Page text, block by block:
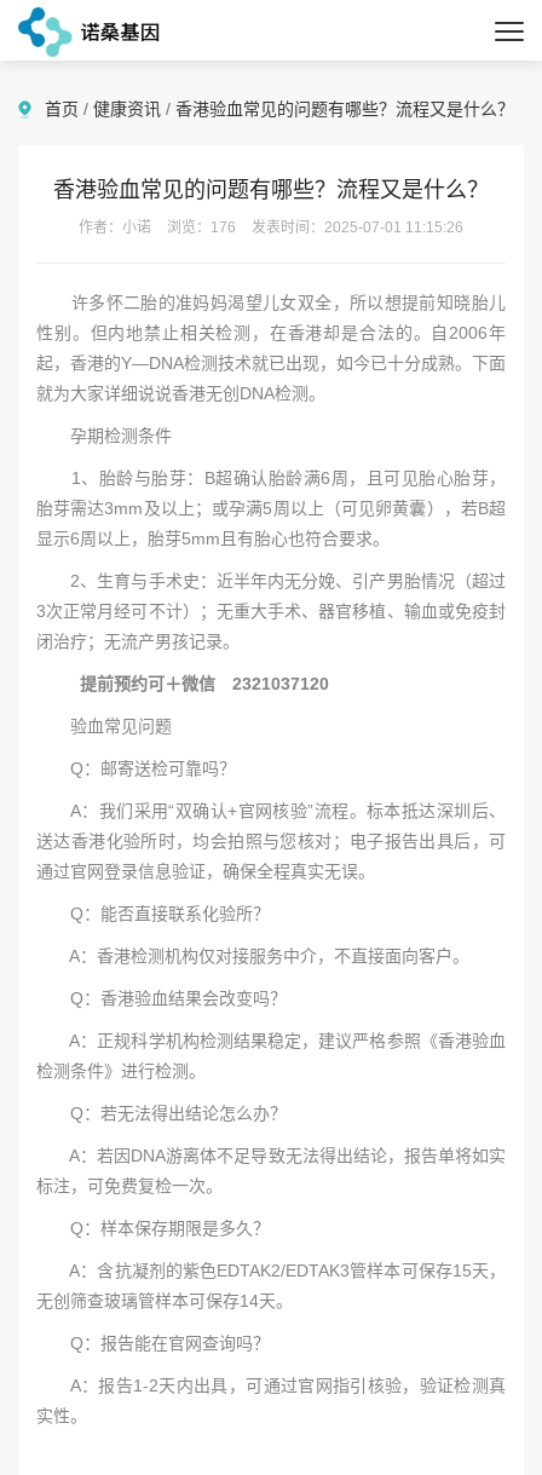
首页 / 健康资讯 / 香港验血常见的问题有哪些？流程又是什么？
香港验血常见的问题有哪些？流程又是什么？
作者：小诺 浏览：176 发表时间：2025-07-01 11:15:26
许多怀二胎的准妈妈渴望儿女双全，所以想提前知晓胎儿
性别。但内地禁止相关检测，在香港却是合法的。自2006年
起，香港的Y—DNA检测技术就已出现，如今已十分成熟。下面
就为大家详细说说香港无创DNA检测。
孕期检测条件
1、胎龄与胎芽：B超确认胎龄满6周，且可见胎心胎芽，
胎芽需达3mm及以上；或孕满5周以上（可见卵黄囊），若B超
显示6周以上，胎芽5mm且有胎心也符合要求。
2、生育与手术史：近半年内无分娩、引产男胎情况（超过
3次正常月经可不计）；无重大手术、器官移植、输血或免疫封
闭治疗；无流产男孩记录。
提前预约可＋微信 2321037120
验血常见问题
Q：邮寄送检可靠吗？
A：我们采用“双确认+官网核验”流程。标本抵达深圳后、
送达香港化验所时，均会拍照与您核对；电子报告出具后，可
通过官网登录信息验证，确保全程真实无误。
Q：能否直接联系化验所？
A：香港检测机构仅对接服务中介，不直接面向客户。
Q：香港验血结果会改变吗？
A：正规科学机构检测结果稳定，建议严格参照《香港验血
检测条件》进行检测。
Q：若无法得出结论怎么办？
A：若因DNA游离体不足导致无法得出结论，报告单将如实
标注，可免费复检一次。
Q：样本保存期限是多久？
A：含抗凝剂的紫色EDTAK2/EDTAK3管样本可保存15天，
无创筛查玻璃管样本可保存14天。
Q：报告能在官网查询吗？
A：报告1-2天内出具，可通过官网指引核验，验证检测真
实性。